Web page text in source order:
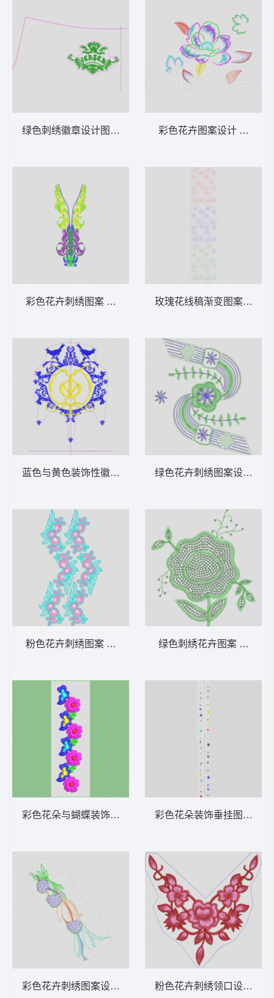
绿色刺绣徽章设计图 王冠
彩色花卉刺绣图案 衣领胸古典
蓝色与黄色装饰性徽章设计 风衣曲线鸟
粉色花卉刺绣图案 烫花
彩色花朵与蝴蝶装饰图案 小红花
彩色花卉刺绣图案设计 衣袖花
彩色花卉图案设计 家纺大
玫瑰花线稿渐变图案 玫瑰花
绿色花卉刺绣图案设计 亮
绿色刺绣花卉图案 亮片 珠
彩色花朵装饰垂挂图案 窗帘
粉色花卉刺绣领口设计 衣领